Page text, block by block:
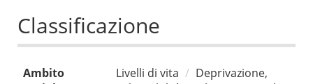
Classificazione
Ambito
Livelli di vita
Deprivazione,